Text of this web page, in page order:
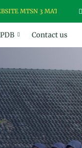
3 MATARAM,
Contact us